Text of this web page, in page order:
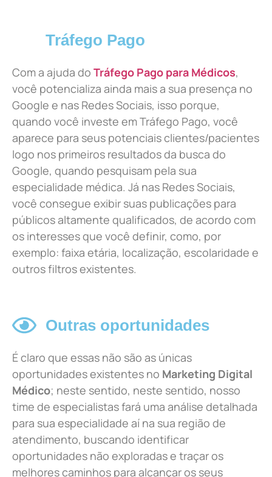
Tráfego Pago
Com a ajuda do Tráfego Pago para Médicos,
você potencializa ainda mais a sua presença no
Google e nas Redes Sociais, isso porque,
quando você investe em Tráfego Pago, você
aparece para seus potenciais clientes/pacientes
logo nos primeiros resultados da busca do
Google, quando pesquisam pela sua
especialidade médica. Já nas Redes Sociais,
você consegue exibir suas publicações para
públicos altamente qualificados, de acordo com
os interesses que você definir, como, por
exemplo: faixa etária, localização, escolaridade e
outros filtros existentes.
Outras oportunidades
É claro que essas não são as únicas
oportunidades existentes no Marketing Digital
Médico; neste sentido, neste sentido, nosso
time de especialistas fará uma análise detalhada
para sua especialidade aí na sua região de
atendimento, buscando identificar
oportunidades não exploradas e traçar os
melhores caminhos para alcançar os seus